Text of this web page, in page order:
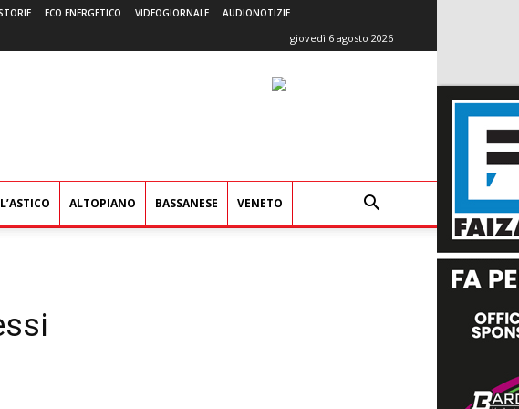
ECO ENERGETICO VIDEOGIORNALE AUDIONOTIZIE
giovedì 6 agosto 2026
ALTOPIANO BASSANESE VENETO